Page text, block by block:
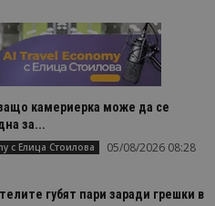
камериерка може да се
за...
с Елица Стоилова 05/08/2026 08:28
губят пари заради грешки в